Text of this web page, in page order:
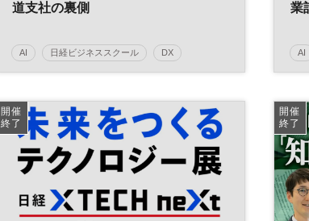
道支社の裏側
AI 日経ビジネススクール DX
業
AI
開催
終了
開催
終了